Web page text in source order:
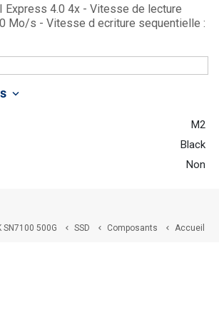
Express 4.0 4x - Vitesse de lecture
Mo/s - Vitesse d ecriture sequentielle :
keyboard_arrow_down
M2
Black
Non
Accueil

Composants

SSD

SN7100 500G